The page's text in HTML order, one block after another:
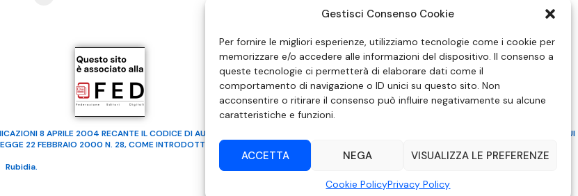
Gestisci Consenso Cookie
Per fornire le migliori esperienze, utilizziamo tecnologie come i cookie per
memorizzare e/o accedere alle informazioni del dispositivo. Il consenso a
queste tecnologie ci permetterà di elaborare dati come il
comportamento di navigazione o ID unici su questo sito. Non
acconsentire o ritirare il consenso può influire negativamente su alcune
caratteristiche e funzioni.
ACCETTA NEGA VISUALIZZA LE PREFERENZE
Cookie PolicyPrivacy Policy
8 APRILE 2004 RECANTE IL CODICE DI AUTOREGOLAMENTAZIONE IN MATERIA DI ATTUAZIONE DEL PRINCIPIO DEL PLURALISMO, DI CUI
22 FEBBRAIO 2000 N. 28, COME INTRODOTTO DALLA LEGGE 6 NOVEMBRE 2003, N. 313
Rubidia. Tutti i diritti riservati | RVM Srl – SS 115 Km 339,500 – Modica (RG) | P.Iva 00857190888.